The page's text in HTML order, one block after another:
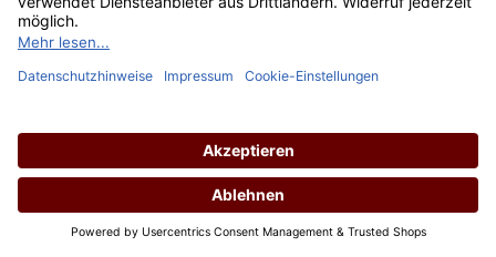
Preise inkl. MwSt. zzgl. Versandkosten
Allergenhinweis: enthält Sulfite
2023 Montunal Lugana DOC 0,375l
Lebensmittelangaben